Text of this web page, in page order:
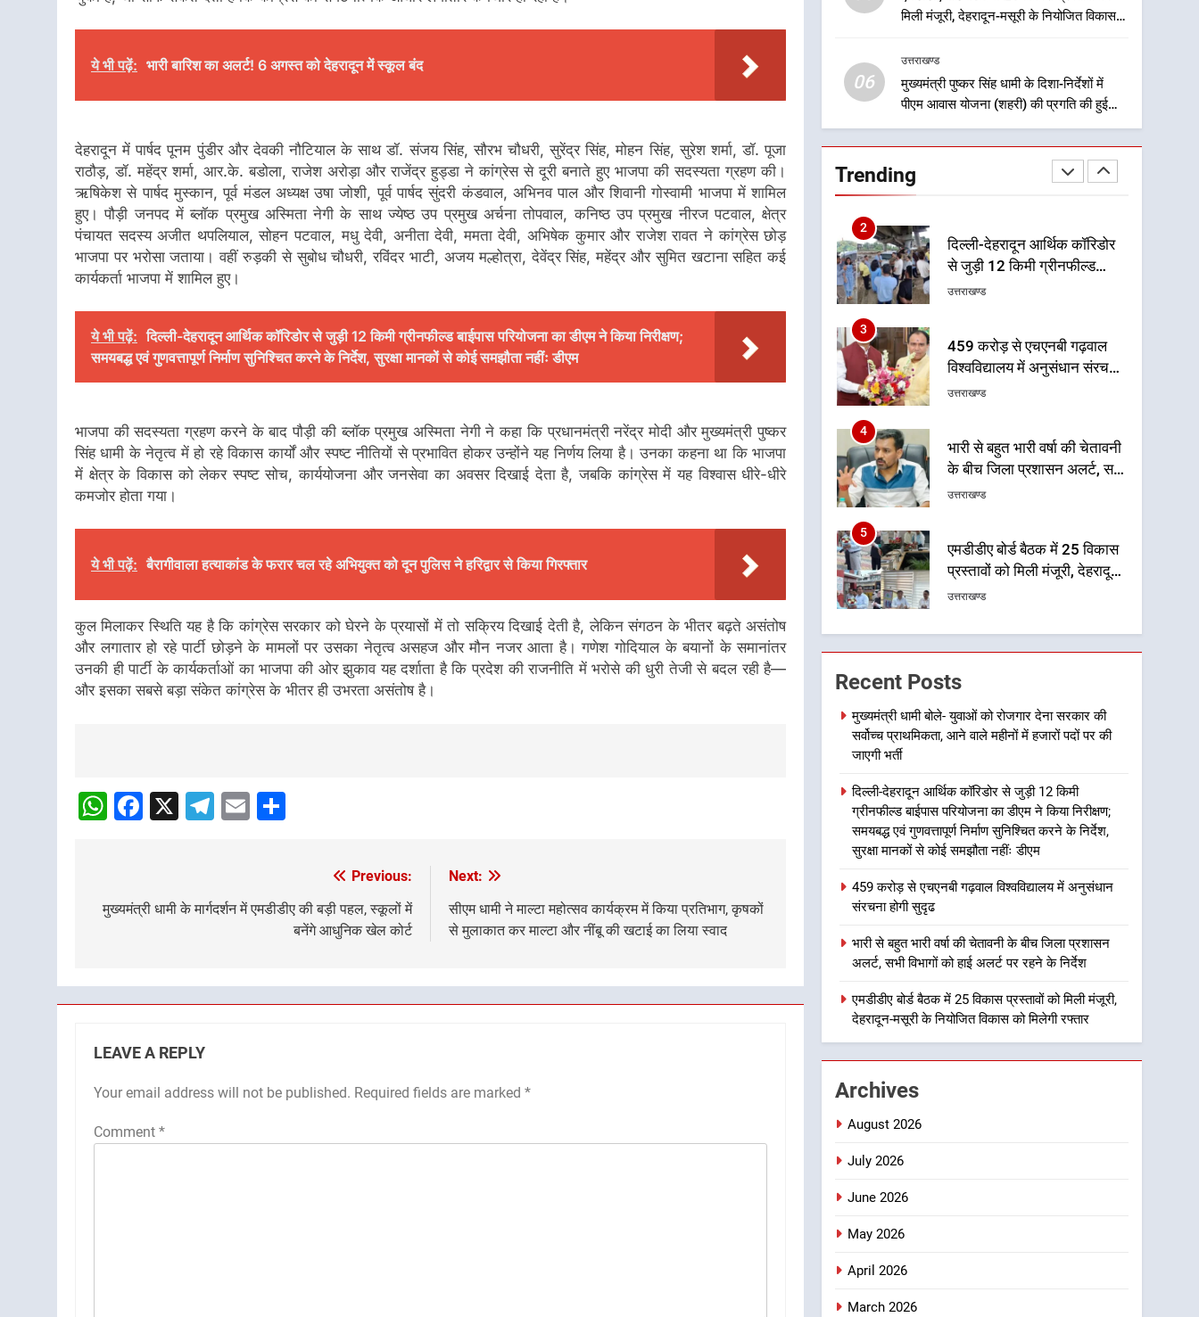
ये भी पढ़ें: भारी बारिश का अलर्ट! 6 अगस्त को देहरादून में स्कूल बंद
देहरादून में पार्षद पूनम पुंडीर और देवकी नौटियाल के साथ डॉ. संजय सिंह, सौरभ चौधरी, सुरेंद्र सिंह, मोहन सिंह, सुरेश शर्मा, डॉ. पूजा
राठौड़, डॉ. महेंद्र शर्मा, आर.के. बडोला, राजेश अरोड़ा और राजेंद्र हुड्डा ने कांग्रेस से दूरी बनाते हुए भाजपा की सदस्यता ग्रहण की।
ऋषिकेश से पार्षद मुस्कान, पूर्व मंडल अध्यक्ष उषा जोशी, पूर्व पार्षद सुंदरी कंडवाल, अभिनव पाल और शिवानी गोस्वामी भाजपा में शामिल
हुए। पौड़ी जनपद में ब्लॉक प्रमुख अस्मिता नेगी के साथ ज्येष्ठ उप प्रमुख अर्चना तोपवाल, कनिष्ठ उप प्रमुख नीरज पटवाल, क्षेत्र
पंचायत सदस्य अजीत थपलियाल, सोहन पटवाल, मधु देवी, अनीता देवी, ममता देवी, अभिषेक कुमार और राजेश रावत ने कांग्रेस छोड़
भाजपा पर भरोसा जताया। वहीं रुड़की से सुबोध चौधरी, रविंदर भाटी, अजय मल्होत्रा, देवेंद्र सिंह, महेंद्र और सुमित खटाना सहित कई
कार्यकर्ता भाजपा में शामिल हुए।
ये भी पढ़ें: दिल्ली-देहरादून आर्थिक कॉरिडोर से जुड़ी 12 किमी ग्रीनफील्ड बाईपास परियोजना का डीएम ने किया निरीक्षण;
समयबद्ध एवं गुणवत्तापूर्ण निर्माण सुनिश्चित करने के निर्देश, सुरक्षा मानकों से कोई समझौता नहींः डीएम
भाजपा की सदस्यता ग्रहण करने के बाद पौड़ी की ब्लॉक प्रमुख अस्मिता नेगी ने कहा कि प्रधानमंत्री नरेंद्र मोदी और मुख्यमंत्री पुष्कर
सिंह धामी के नेतृत्व में हो रहे विकास कार्यों और स्पष्ट नीतियों से प्रभावित होकर उन्होंने यह निर्णय लिया है। उनका कहना था कि भाजपा
में क्षेत्र के विकास को लेकर स्पष्ट सोच, कार्ययोजना और जनसेवा का अवसर दिखाई देता है, जबकि कांग्रेस में यह विश्वास धीरे-धीरे
कमजोर होता गया।
ये भी पढ़ें: बैरागीवाला हत्याकांड के फरार चल रहे अभियुक्त को दून पुलिस ने हरिद्वार से किया गिरफ्तार
कुल मिलाकर स्थिति यह है कि कांग्रेस सरकार को घेरने के प्रयासों में तो सक्रिय दिखाई देती है, लेकिन संगठन के भीतर बढ़ते असंतोष
और लगातार हो रहे पार्टी छोड़ने के मामलों पर उसका नेतृत्व असहज और मौन नजर आता है। गणेश गोदियाल के बयानों के समानांतर
उनकी ही पार्टी के कार्यकर्ताओं का भाजपा की ओर झुकाव यह दर्शाता है कि प्रदेश की राजनीति में भरोसे की धुरी तेजी से बदल रही है—
और इसका सबसे बड़ा संकेत कांग्रेस के भीतर ही उभरता असंतोष है।
navigation
WhatsApp
Facebook
X Telegram
Email
navigation
Previous:
मुख्यमंत्री धामी के मार्गदर्शन में एमडीडीए की बड़ी पहल, स्कूलों में
बनेंगे आधुनिक खेल कोर्ट
Next:
सीएम धामी ने माल्टा महोत्सव कार्यक्रम में किया प्रतिभाग, कृषकों
से मुलाकात कर माल्टा और नींबू की खटाई का लिया स्वाद
LEAVE A REPLY
Your email address will not be published. Required fields are marked *
Comment *
मिली मंजूरी, देहरादून-मसूरी के नियोजित विकास
06
उत्तराखण्ड
मुख्यमंत्री पुष्कर सिंह धामी के दिशा-निर्देशों में
पीएम आवास योजना (शहरी) की प्रगति की हुई
समीक्षा
Trending
उत्तराखण्ड
1
मुख्यमंत्री धामी बोले- युवाओं को
रोजगार देना सरकार की सर्वोच्च
प्राथमिकता, आने वाले महीनों में
2
दिल्ली-देहरादून आर्थिक कॉरिडोर
से जुड़ी 12 किमी ग्रीनफील्ड
बाईपास परियोजना का डीएम ने
के निर्देश, सुरक्षा मानकों से कोई
समझौता नहींः डीएम
उत्तराखण्ड
3
459 करोड़ से एचएनबी गढ़वाल
विश्वविद्यालय में अनुसंधान संरचना
होगी सुदृढ
उत्तराखण्ड
4
भारी से बहुत भारी वर्षा की चेतावनी
के बीच जिला प्रशासन अलर्ट, सभी
विभागों को हाई अलर्ट पर रहने के
उत्तराखण्ड
5
एमडीडीए बोर्ड बैठक में 25 विकास
प्रस्तावों को मिली मंजूरी, देहरादून-
मसूरी के नियोजित विकास को
उत्तराखण्ड
6
मुख्यमंत्री पुष्कर सिंह धामी के
दिशा-निर्देशों में पीएम आवास
योजना (शहरी) की प्रगति की हुई
समीक्षा
7
हरिद्वार से किया गिरफ्तार
उत्तराखण्ड
8
भारी बारिश का अलर्ट! 6 अगस्त
को देहरादून में स्कूल बंद
1
मुख्यमंत्री धामी बोले- युवाओं को
प्राथमिकता, आने वाले महीनों में
हजारों पदों पर की जाएगी भर्ती
उत्तराखण्ड
2
दिल्ली-देहरादून आर्थिक कॉरिडोर
4
Recent Posts
मुख्यमंत्री धामी बोले- युवाओं को रोजगार देना सरकार की
सर्वोच्च प्राथमिकता, आने वाले महीनों में हजारों पदों पर की
जाएगी भर्ती
दिल्ली-देहरादून आर्थिक कॉरिडोर से जुड़ी 12 किमी
ग्रीनफील्ड बाईपास परियोजना का डीएम ने किया निरीक्षण;
समयबद्ध एवं गुणवत्तापूर्ण निर्माण सुनिश्चित करने के निर्देश,
सुरक्षा मानकों से कोई समझौता नहींः डीएम
459 करोड़ से एचएनबी गढ़वाल विश्वविद्यालय में अनुसंधान
संरचना होगी सुदृढ
भारी से बहुत भारी वर्षा की चेतावनी के बीच जिला प्रशासन
अलर्ट, सभी विभागों को हाई अलर्ट पर रहने के निर्देश
एमडीडीए बोर्ड बैठक में 25 विकास प्रस्तावों को मिली मंजूरी,
देहरादून-मसूरी के नियोजित विकास को मिलेगी रफ्तार
Archives
August 2026
July 2026
June 2026
May 2026
April 2026
March 2026